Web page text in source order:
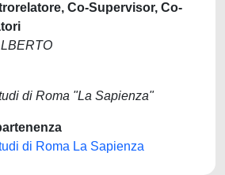
Co-Supervisor, Co-
di Roma "La Sapienza"
di Roma La Sapienza